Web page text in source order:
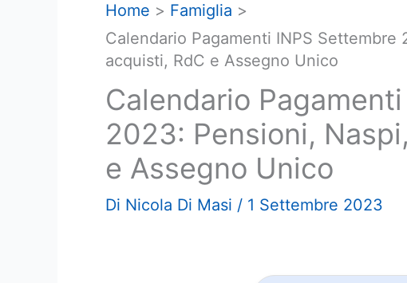
Home
Famiglia
Calendario Pagamenti INPS
acquisti, RdC e Assegno Unico
Calendario
2023: Pensioni,
e Assegno Unico
Di Nicola Di Masi / 1 Settembre 2023